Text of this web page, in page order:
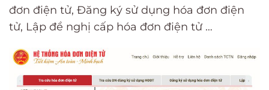
đơn điện tử, Đăng ký sử dụng hóa đơn điện
tử, Lập đề nghị cấp hóa đơn điện tử …